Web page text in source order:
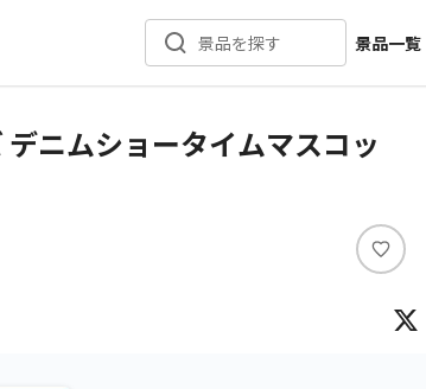
景品を探す
景品一覧
新着景品
デニムショータイムマスコッ
い
ね